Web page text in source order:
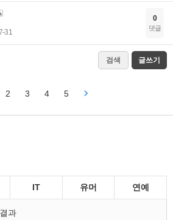
31
0
댓글
검색 글쓰기
2 3 4 5
IT 유머 연예
과